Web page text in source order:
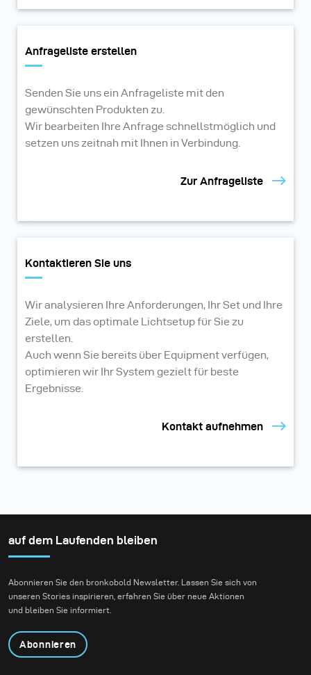
Anfrageliste erstellen
Senden Sie uns ein Anfrageliste mit den
gewünschten Produkten zu.
Wir bearbeiten Ihre Anfrage schnellstmöglich und
setzen uns zeitnah mit Ihnen in Verbindung.
Zur Anfrageliste
Kontaktieren Sie uns
Wir analysieren Ihre Anforderungen, Ihr Set und Ihre
Ziele, um das optimale Lichtsetup für Sie zu
erstellen.
Auch wenn Sie bereits über Equipment verfügen,
optimieren wir Ihr System gezielt für beste
Ergebnisse.
Kontakt aufnehmen
auf dem Laufenden bleiben
Abonnieren Sie den bronkobold Newsletter. Lassen Sie sich von
unseren Stories inspirieren, erfahren Sie über neue Aktionen
und bleiben Sie informiert.
Abonnieren